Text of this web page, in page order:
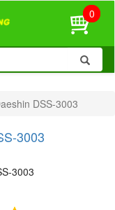
0
DSS-3003
3003
3003